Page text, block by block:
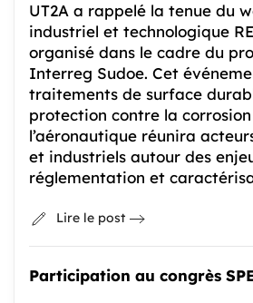
UT2A a rappelé la tenue du
industriel et technologique
organisé dans le cadre du
Interreg Sudoe. Cet
traitements de surface
protection contre la
l’aéronautique réunira
et industriels autour des
réglementation et
Lire le post
Participation au congrès